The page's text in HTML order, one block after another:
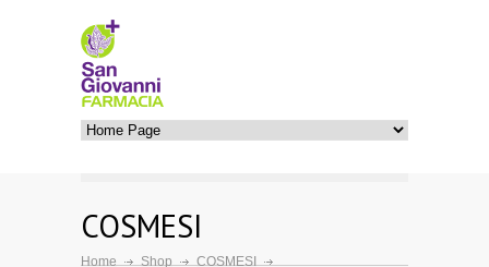
COSMESI
Home Shop
COSMESI